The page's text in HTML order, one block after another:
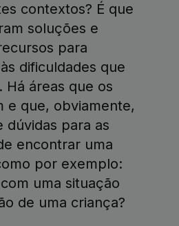
contextos? É que
soluções e
para
dificuldades que
Há áreas que os
e que, obviamente,
dúvidas para as
encontrar uma
por exemplo:
uma situação
de uma criança?